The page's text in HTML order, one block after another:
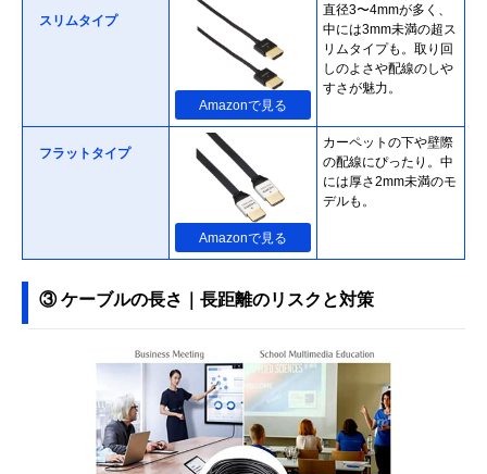
スリムタイプ
Amazonで見る
直径3〜4mmが多く、
中には3mm未満の超ス
リムタイプも。取り回
しのよさや配線のしや
すさが魅力。
フラットタイプ
Amazonで見る
カーペットの下や壁際
の配線にぴったり。中
には厚さ2mm未満のモ
デルも。
Amazonで見る
とで収納しやすいタイ
ント。
カールコードタイ
Amazonで見る
伸縮自在で、動きにあ
わせて伸ばすことが可
能。一眼レフカメラと
③ ケーブルの長さ｜長距離のリスクと対策